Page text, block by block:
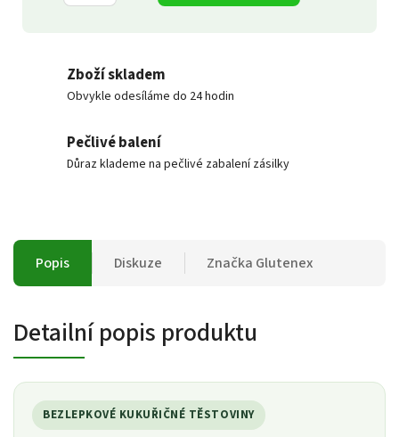
Zboží skladem
Obvykle odesíláme do 24 hodin
Pečlivé balení
Důraz klademe na pečlivé zabalení zásilky
Popis Diskuze Značka Glutenex
Detailní popis produktu
BEZLEPKOVÉ KUKUŘIČNÉ TĚSTOVINY